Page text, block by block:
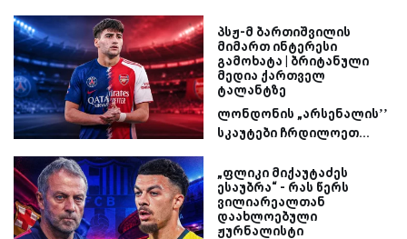
პსჟ-მ ბართიშვილის
მიმართ ინტერესი
გამოხატა | ბრიტანული
მედია ქართველ
ტალანტზე
ლონდონის „არსენალის’’
სკაუტები ჩრდილოეთ...
„ფლიკი მიქაუტაძეს
ესაუბრა“ - რას წერს
ვილიარეალთან
დაახლოებული
ჟურნალისტი